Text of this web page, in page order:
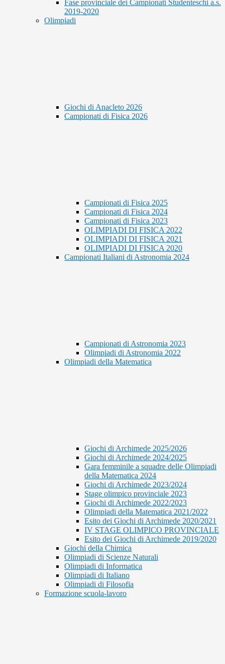
Fase provinciale dei Campionati Studenteschi a.s.
2019-2020
Olimpiadi
Giochi di Anacleto 2026
Campionati di Fisica 2026
Campionati di Fisica 2025
Campionati di Fisica 2024
Campionati di Fisica 2023
OLIMPIADI DI FISICA 2022
OLIMPIADI DI FISICA 2021
OLIMPIADI DI FISICA 2020
Campionati Italiani di Astronomia 2024
Campionati di Astronomia 2023
Olimpiadi di Astronomia 2022
Olimpiadi della Matematica
Giochi di Archimede 2025/2026
Giochi di Archimede 2024/2025
Gara femminile a squadre delle Olimpiadi
della Matematica 2024
Giochi di Archimede 2023/2024
Stage olimpico provinciale 2023
Giochi di Archimede 2022/2023
Olimpiadi della Matematica 2021/2022
Esito dei Giochi di Archimede 2020/2021
IV STAGE OLIMPICO PROVINCIALE
Esito dei Giochi di Archimede 2019/2020
Giochi della Chimica
Olimpiadi di Scienze Naturali
Olimpiadi di Informatica
Olimpiadi di Italiano
Olimpiadi di Filosofia
Formazione scuola-lavoro